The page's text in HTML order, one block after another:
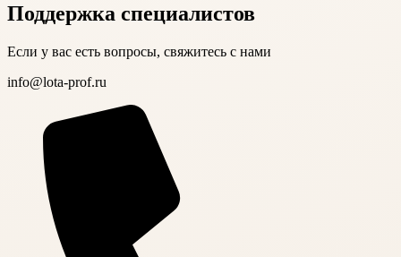
Поддержка специалистов
Если у вас есть вопросы, свяжитесь с нами
info@lota-prof.ru